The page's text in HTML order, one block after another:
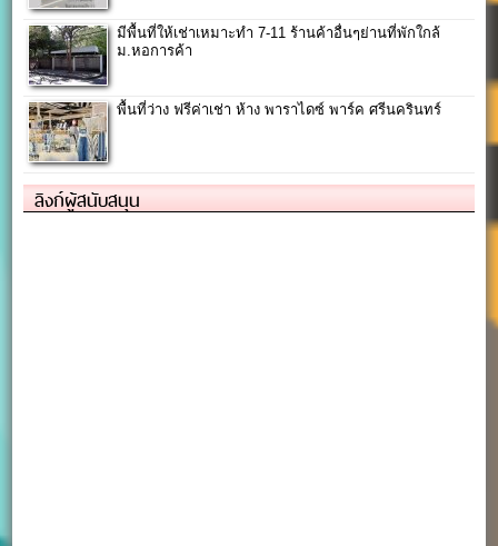
มีพื้นที่ให้เช่าเหมาะทำ 7-11 ร้านค้าอื่นๆย่านที่พักใกล้
ม.หอการค้า
พื้นที่ว่าง ฟรีค่าเช่า ห้าง พาราไดซ์ พาร์ค ศรีนครินทร์
ลิงก์ผู้สนับสนุน